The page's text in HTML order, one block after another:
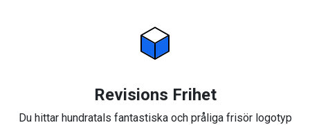
Revisions Frihet
Du hittar hundratals fantastiska och pråliga frisör logotyp